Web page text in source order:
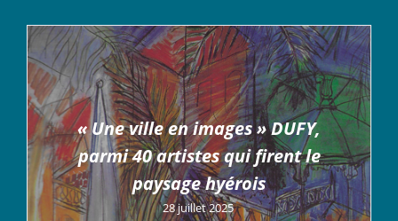
« Une ville en images » DUFY,
parmi 40 artistes qui firent le
paysage hyérois
28 juillet 2025